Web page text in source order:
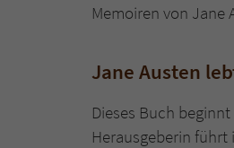
Memoiren von Jane
Jane Austen
Dieses Buch
Herausgeberin